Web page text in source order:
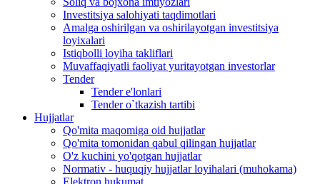
Investitsiya salohiyati taqdimotlari
Аmalga oshirilgan va oshirilayotgan investitsiya
loyixalari
Istiqbolli loyiha takliflari
Muvaffaqiyatli faoliyat yuritayotgan investorlar
Tender
Tender e'lonlari
Tender o`tkazish tartibi
Hujjatlar
Qo'mita maqomiga oid hujjatlar
Qo'mita tomonidan qabul qilingan hujjatlar
O'z kuchini yo'qotgan hujjatlar
Normativ - huquqiy hujjatlar loyihalari (muhokama)
Elektron hukumat